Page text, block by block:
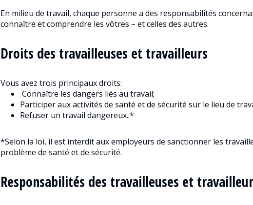
En milieu de travail, chaque personne a des responsabilités
connaître et comprendre les vôtres – et celles des autres.
Droits des travailleuses et travailleurs
Vous avez trois principaux droits:
Connaître les dangers liés au travail;
Participer aux activités de santé et de sécurité sur le lieu de
Refuser un travail dangereux..*
*Selon la loi, il est interdit aux employeurs de sanctionner les
problème de santé et de sécurité.
Responsabilités des travailleuses et